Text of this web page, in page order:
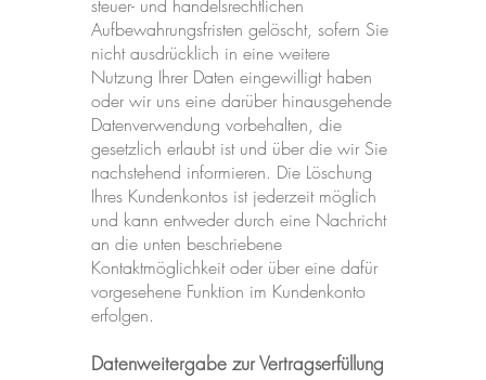
steuer- und handelsrechtlichen
Aufbewahrungsfristen gelöscht, sofern Sie
nicht ausdrücklich in eine weitere
Nutzung Ihrer Daten eingewilligt haben
oder wir uns eine darüber hinausgehende
Datenverwendung vorbehalten, die
gesetzlich erlaubt ist und über die wir Sie
nachstehend informieren. Die Löschung
Ihres Kundenkontos ist jederzeit möglich
und kann entweder durch eine Nachricht
an die unten beschriebene
Kontaktmöglichkeit oder über eine dafür
vorgesehene Funktion im Kundenkonto
erfolgen.
Datenweitergabe zur Vertragserfüllung